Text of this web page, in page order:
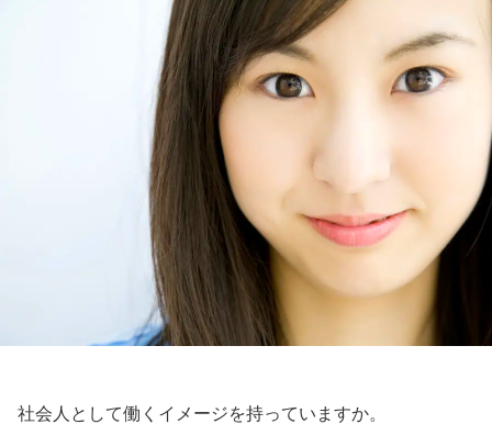
社会人として働くイメージを持っていますか。